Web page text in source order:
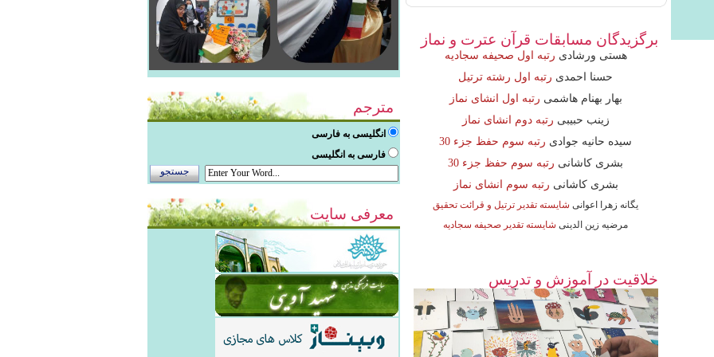
برگزیدگان مسابقات قرآن عترت و نماز
هستی ورشادی رتبه اول صحیفه سجادیه
حسنا احمدی رتبه اول رشته ترتیل
بهار بهنام هاشمی رتبه اول انشای نماز
زینب حبیبی رتبه دوم انشای نماز
سیده حانیه جوادی رتبه سوم حفظ جزء 30
بشری کاشانی رتبه سوم حفظ جزء 30
بشری کاشانی رتبه سوم انشای نماز
یگانه زهرا اعوانی شایسته تقدیر ترتیل و قرائت تحقیق
مرضیه زین الدینی شایسته تقدیر صحیفه سجادیه
خلاقیت در آموزش و تدریس
مترجم
انگلیسی به فارسی
فارسی به انگلیسی
معرفی سایت